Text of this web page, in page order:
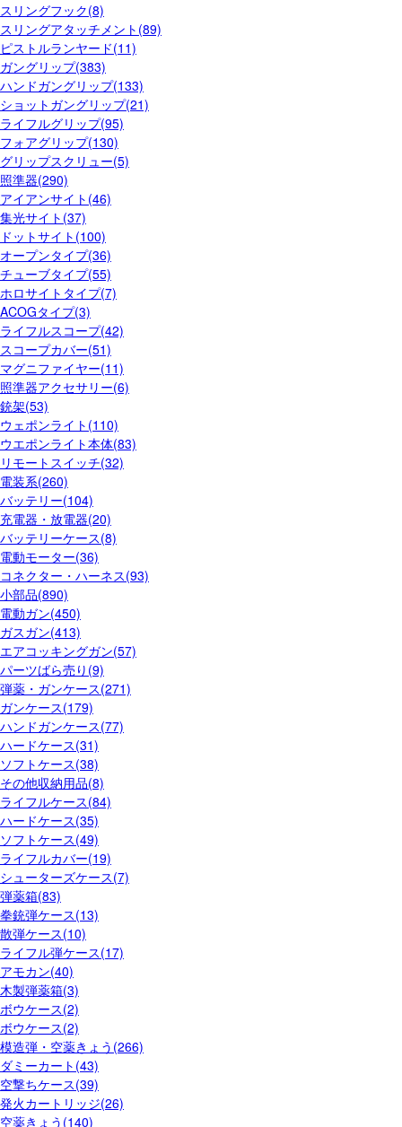
スリングフック(8)
スリングアタッチメント(89)
ピストルランヤード(11)
ガングリップ(383)
ハンドガングリップ(133)
ショットガングリップ(21)
ライフルグリップ(95)
フォアグリップ(130)
グリップスクリュー(5)
照準器(290)
アイアンサイト(46)
集光サイト(37)
ドットサイト(100)
オープンタイプ(36)
チューブタイプ(55)
ホロサイトタイプ(7)
ACOGタイプ(3)
ライフルスコープ(42)
スコープカバー(51)
マグニファイヤー(11)
照準器アクセサリー(6)
銃架(53)
ウェポンライト(110)
ウエポンライト本体(83)
リモートスイッチ(32)
電装系(260)
バッテリー(104)
充電器・放電器(20)
バッテリーケース(8)
電動モーター(36)
コネクター・ハーネス(93)
小部品(890)
電動ガン(450)
ガスガン(413)
エアコッキングガン(57)
パーツばら売り(9)
弾薬・ガンケース(271)
ガンケース(179)
ハンドガンケース(77)
ハードケース(31)
ソフトケース(38)
その他収納用品(8)
ライフルケース(84)
ハードケース(35)
ソフトケース(49)
ライフルカバー(19)
シューターズケース(7)
弾薬箱(83)
拳銃弾ケース(13)
散弾ケース(10)
ライフル弾ケース(17)
アモカン(40)
木製弾薬箱(3)
ボウケース(2)
ボウケース(2)
模造弾・空薬きょう(266)
ダミーカート(43)
空撃ちケース(39)
発火カートリッジ(26)
空薬きょう(140)